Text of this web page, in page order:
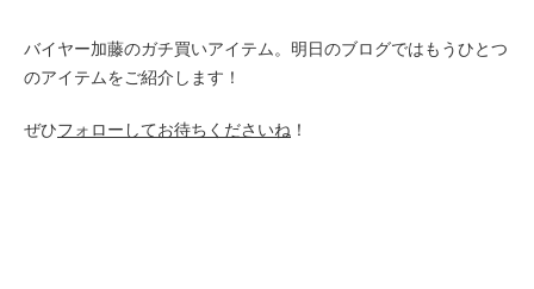
バイヤー加藤のガチ買いアイテム。 明日のブログではもうひとつ
のアイテムをご紹介します！
ぜひフォローしてお待ちくださいね ！